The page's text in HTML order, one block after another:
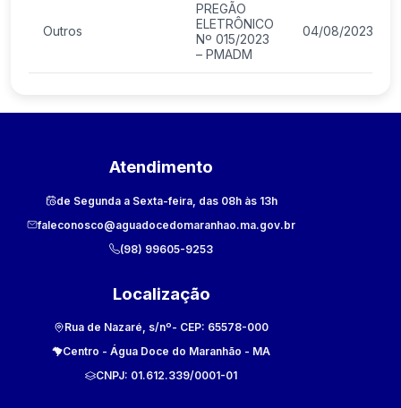
Outros
PREGÃO
ELETRÔNICO
Nº 015/2023
– PMADM
04/08/2023
Atendimento
de Segunda a Sexta-feira, das 08h às 13h
faleconosco@aguadocedomaranhao.ma.gov.br
(98) 99605-9253
Localização
Rua de Nazaré, s/nº- CEP: 65578-000
Centro - Água Doce do Maranhão - MA
CNPJ: 01.612.339/0001-01